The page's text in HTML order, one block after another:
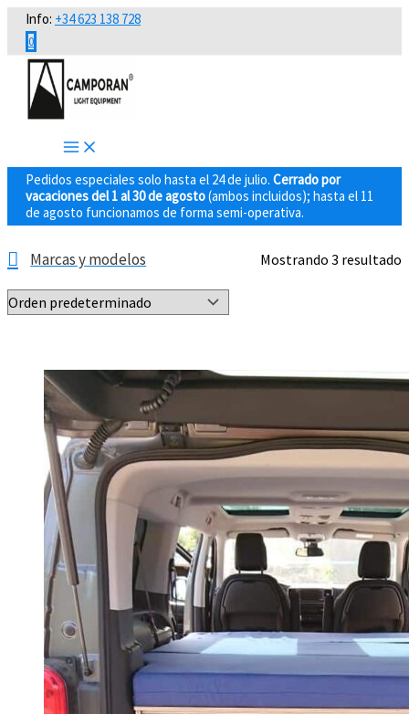
contenido
Info: +34 623 138 728
0
Pedidos especiales solo hasta el 24 de julio. Cerrado por
vacaciones del 1 al 30 de agosto(ambos incluidos); hasta el 11
de agosto funcionamos de forma semi-operativa.
Marcas y modelos Mostrando 3 resultado